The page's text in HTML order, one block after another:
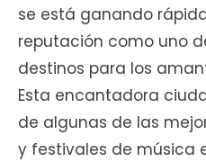
se está ganando
reputación como uno
destinos para los
Esta encantadora
de algunas de las
y festivales de música